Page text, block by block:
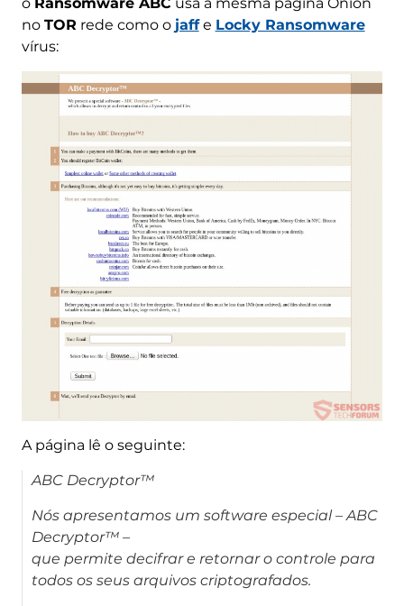
o Ransomware ABC usa a mesma página Onion
no TOR rede como o jaffe Locky Ransomware
vírus:
A página lê o seguinte:
ABC Decryptor™
Nós apresentamos um software especial –ABC
Decryptor™ –
que permite decifrar e retornar o controle para
todos os seus arquivos criptografados.